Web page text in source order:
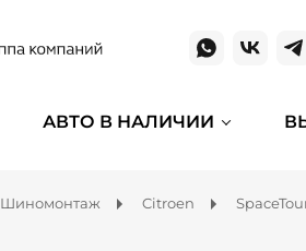
АВТО В НАЛИЧИИ
Шиномонтаж Citroen